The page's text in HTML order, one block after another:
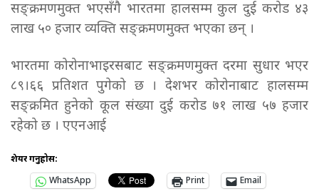
सङ्क्रमणमुक्त भएसँगै भारतमा हालसम्म कुल दुई करोड ४३
लाख ५० हजार व्यक्ति सङ्क्रमणमुक्त भएका छन् ।
भारतमा कोरोनाभाइरसबाट सङ्क्रमणमुक्त दरमा सुधार भएर
८९।६६ प्रतिशत पुगेको छ । देशभर कोरोनाबाट हालसम्म
सङ्क्रमित हुनेको कूल संख्या दुई करोड ७१ लाख ५७ हजार
रहेको छ । एएनआई
शेयर गर्नुहोस:
WhatsApp
Print Email